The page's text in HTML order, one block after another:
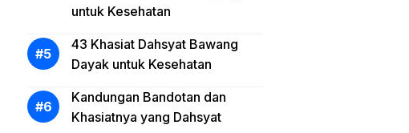
untuk Kesehatan
43 Khasiat Dahsyat Bawang
Dayak untuk Kesehatan
Kandungan Bandotan dan
Khasiatnya yang Dahsyat